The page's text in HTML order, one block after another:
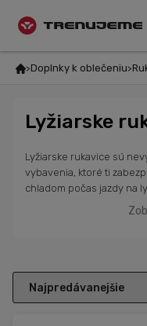
Doplnky k oblečeniu
Lyžiarske
Lyžiarske rukavice sú
vybavenia, ktoré ti
chladom počas jazdy na
sú tak, aby poskytovali
suché a teplé aj pri
pričom stále poskytujú